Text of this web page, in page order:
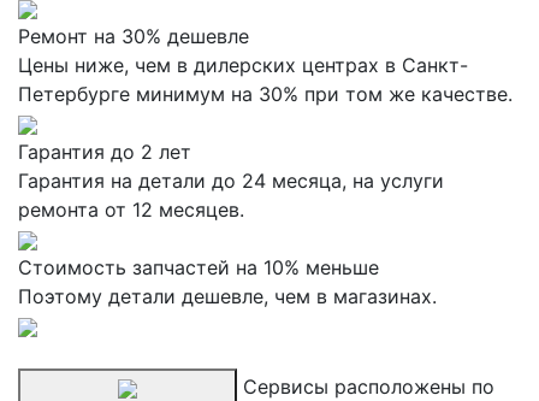
Ремонт на 30% дешевле
Цены ниже, чем в дилерских центрах в Санкт-
Петербурге минимум на 30% при том же качестве.
Гарантия до 2 лет
Гарантия на детали до 24 месяца, на услуги
ремонта от 12 месяцев.
Стоимость запчастей на 10% меньше
Поэтому детали дешевле, чем в магазинах.
Сервисы расположены по